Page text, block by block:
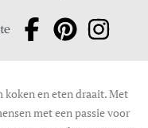
koken en eten draait. Met
met een passie voor